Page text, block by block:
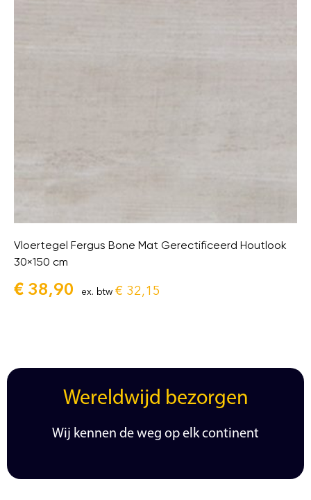
Vloertegel Fergus Bone Mat Gerectificeerd Houtlook
30×150 cm
€ 38,90 ex. btw € 32,15
Wereldwijd bezorgen
Wij kennen de weg op elk continent